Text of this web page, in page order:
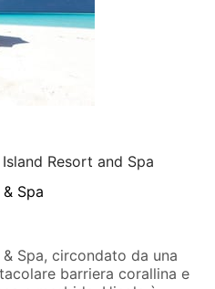
Resort and Spa
Spa
Spa, circondato da una
barriera corallina e